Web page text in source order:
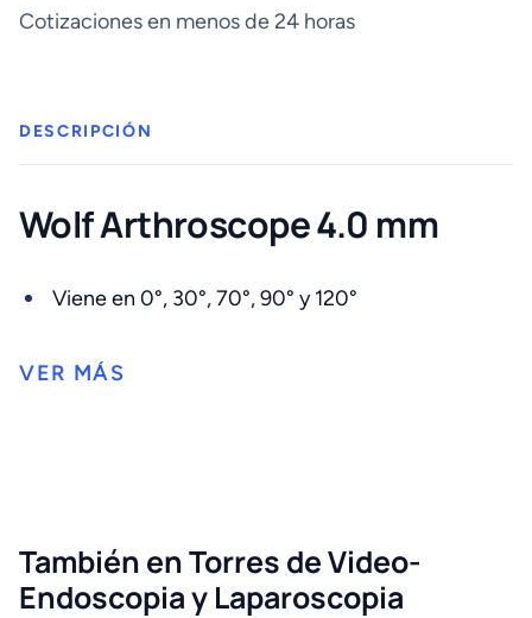
mm
Cotizaciones en menos de 24 horas
DESCRIPCIÓN
Wolf Arthroscope 4.0 mm
Viene en 0°, 30°, 70°, 90° y 120°
También en Torres de Video-
Endoscopia y Laparoscopia